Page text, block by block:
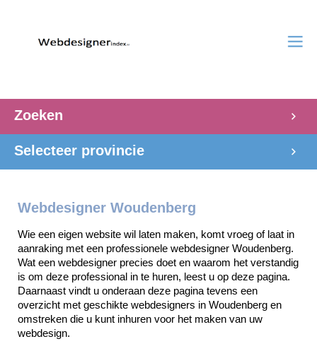
Zoeken
Selecteer provincie
Webdesigner Woudenberg
Wie een eigen website wil laten maken, komt vroeg of laat in
aanraking met een professionele webdesigner Woudenberg.
Wat een webdesigner precies doet en waarom het verstandig
is om deze professional in te huren, leest u op deze pagina.
Daarnaast vindt u onderaan deze pagina tevens een
overzicht met geschikte webdesigners in Woudenberg en
omstreken die u kunt inhuren voor het maken van uw
webdesign.